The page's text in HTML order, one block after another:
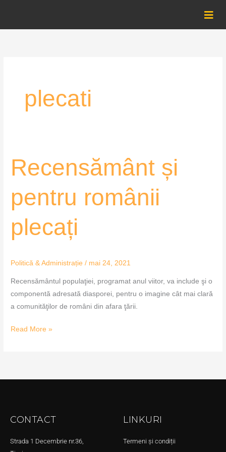
content
plecati
Recensământ și
pentru românii
plecați
Politică & Administrație / mai 24, 2021
Recensământul populaţiei, programat anul viitor, va include şi o
componentă adresată diasporei, pentru o imagine cât mai clară
a comunităţilor de români din afara ţării.
Recensământ
și
românii
plecați
Read More »
CONTACT
Strada 1 Decembrie nr.36,
LINKURI
Termeni și condiții